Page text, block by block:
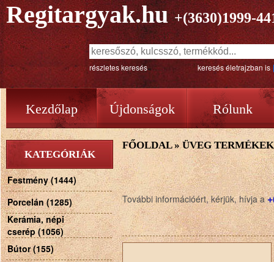
Regitargyak.hu +(3630)1999-
részletes keresés keresés életrajzban is
Kezdőlap Újdonságok Rólunk
KATEGÓRIÁK
Festmény (1444)
Porcelán (1285)
Kerámia, népi
cserép (1056)
Bútor (155)
FŐOLDAL»ÜVEG TERMÉKEK
További információért, kérjük, hívja a